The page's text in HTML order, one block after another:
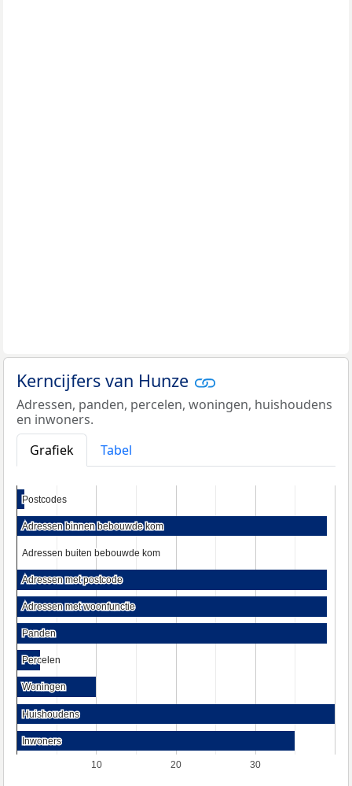
Kerncijfers van Hunze
Adressen, panden, percelen, woningen, huishoudens
en inwoners.
Grafiek
Tabel
10 20 30
Postcodes
Postcodes
Adressen binnen bebouwde kom
Adressen binnen bebouwde kom
Adressen buiten bebouwde kom
Adressen buiten bebouwde kom
Adressen met postcode
Adressen met postcode
Adressen met woonfunctie
Adressen met woonfunctie
Panden
Panden
Percelen
Percelen
Woningen
Woningen
Huishoudens
Huishoudens
Inwoners
Inwoners